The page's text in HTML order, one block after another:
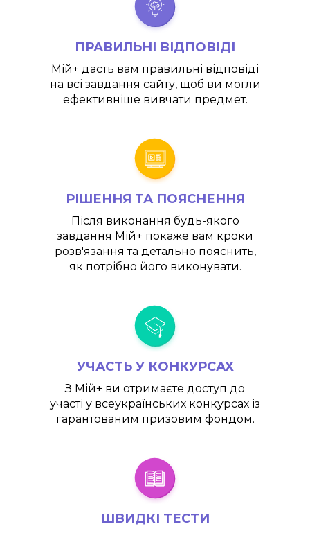
ПРАВИЛЬНІ ВІДПОВІДІ
Мій+ дасть вам правильні відповіді
на всі завдання сайту, щоб ви могли
ефективніше вивчати предмет.
РІШЕННЯ ТА ПОЯСНЕННЯ
Після виконання будь-якого
завдання Мій+ покаже вам кроки
розв'язання та детально пояснить,
як потрібно його виконувати.
УЧАСТЬ У КОНКУРСАХ
З Мій+ ви отримаєте доступ до
участі у всеукраїнських конкурсах із
гарантованим призовим фондом.
ШВИДКІ ТЕСТИ